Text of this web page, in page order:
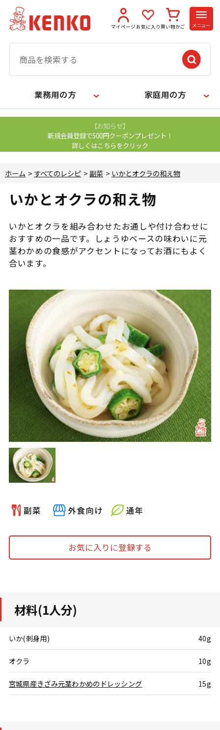
マイページ お気に入り 買い物かご メニュー
業務用の方 家庭用の方
【お知らせ】
新規会員登録で500円クーポンプレゼント！
詳しくはこちらをクリック
ホーム > すべてのレシピ > 副菜 > いかとオクラの和え物
いかとオクラの和え物
いかとオクラを組み合わせたお通しや付け合わせに
おすすめの一品です。しょうゆベースの味わいに元
茎わかめの食感がアクセントになってお酒にもよく
合います。
お気に入りに登録する
材料(1人分)
いか(刺身用) 40g
オクラ 10g
宮城県産きざみ元茎わかめのドレッシング 15g